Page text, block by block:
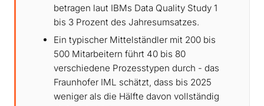
betragen laut IBMs Data Quality Study 1
bis 3 Prozent des Jahresumsatzes.
Ein typischer Mittelständler mit 200 bis
500 Mitarbeitern führt 40 bis 80
verschiedene Prozesstypen durch - das
Fraunhofer IML schätzt, dass bis 2025
weniger als die Hälfte davon vollständig